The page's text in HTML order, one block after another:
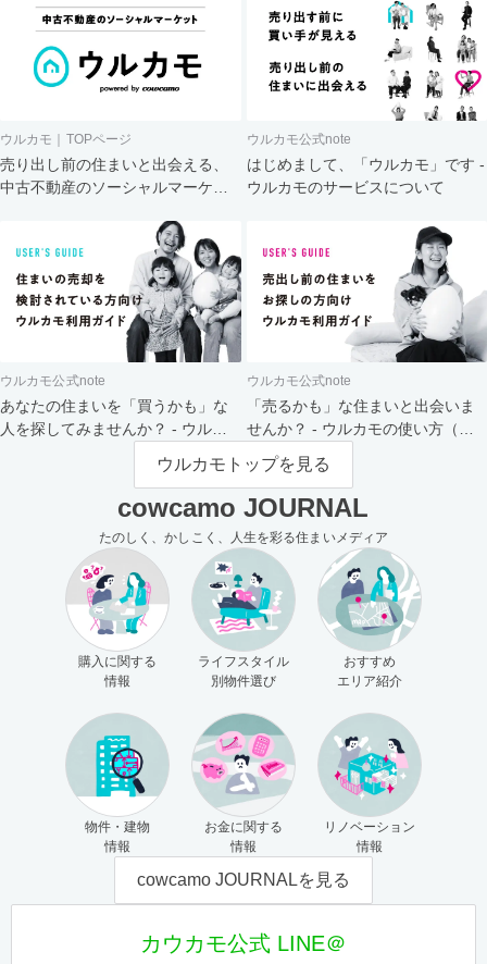
ウルカモ｜TOPページ
売り出し前の住まいと出会える、
中古不動産のソーシャルマーケッ
ウルカモ公式note
はじめまして、「ウルカモ」です -
ウルカモのサービスについて
ウルカモ公式note
あなたの住まいを「買うかも」な
人を探してみませんか？ - ウルカ
ウルカモ公式note
「売るかも」な住まいと出会いま
せんか？ - ウルカモの使い方（買
主さま向け）
ウルカモトップを見る
cowcamo JOURNAL
たのしく、かしこく、人生を彩る住まいメディア
購入に関する
情報
ライフスタイル
別物件選び
おすすめ
エリア紹介
物件・建物
情報
お金に関する
情報
リノベーション
情報
cowcamo JOURNALを見る
カウカモ公式 LINE＠